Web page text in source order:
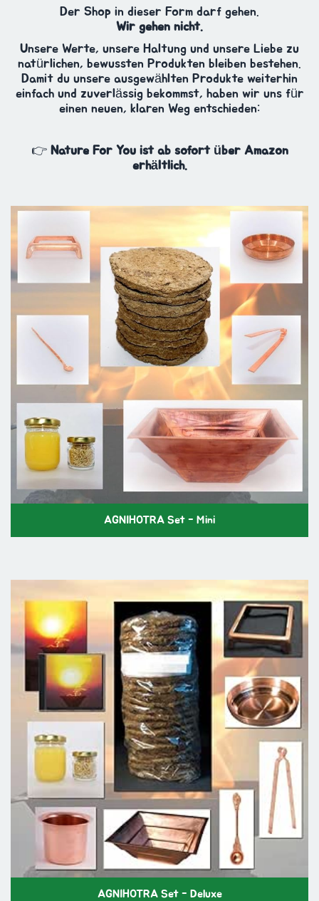
Der Shop in dieser Form darf gehen.
Wir gehen nicht.
Unsere Werte, unsere Haltung und unsere Liebe zu
natürlichen, bewussten Produkten bleiben bestehen.
Damit du unsere ausgewählten Produkte weiterhin
einfach und zuverlässig bekommst, haben wir uns für
einen neuen, klaren Weg entschieden:
👉 Nature For You ist ab sofort über Amazon
erhältlich.
AGNIHOTRA Set - Mini
AGNIHOTRA Set - Deluxe